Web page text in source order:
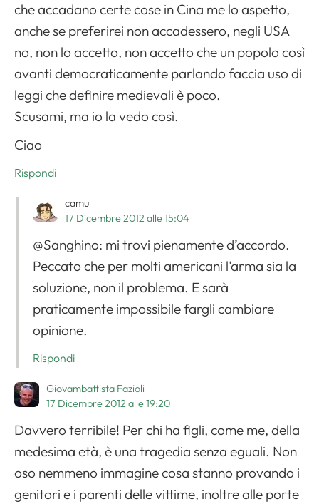
che accadano certe cose in Cina me lo aspetto,
anche se preferirei non accadessero, negli USA
no, non lo accetto, non accetto che un popolo così
avanti democraticamente parlando faccia uso di
leggi che definire medievali è poco.
Scusami, ma io la vedo così.
Ciao
Rispondi
camu
17 Dicembre 2012 alle 15:04
@Sanghino: mi trovi pienamente d’accordo.
Peccato che per molti americani l’arma sia la
soluzione, non il problema. E sarà
praticamente impossibile fargli cambiare
opinione.
Rispondi
Giovambattista Fazioli
17 Dicembre 2012 alle 19:20
Davvero terribile! Per chi ha figli, come me, della
medesima età, è una tragedia senza eguali. Non
oso nemmeno immagine cosa stanno provando i
genitori e i parenti delle vittime, inoltre alle porte